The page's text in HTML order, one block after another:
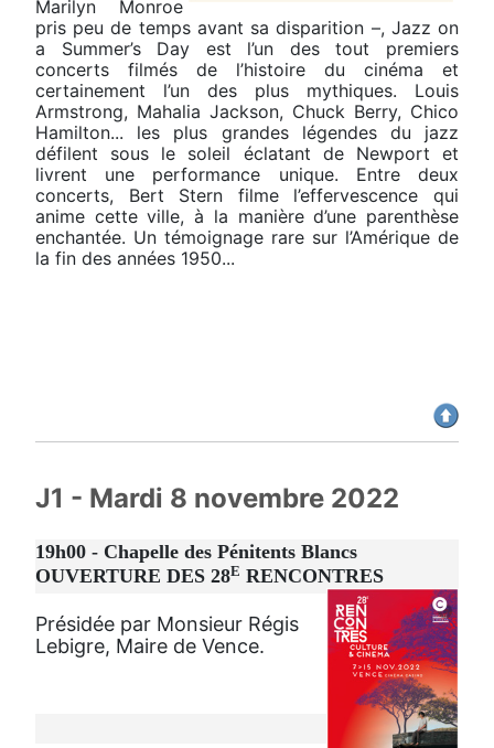
Marilyn Monroe
pris peu de temps avant sa disparition –, Jazz on
a Summer’s Day est l’un des tout premiers
concerts filmés de l’histoire du cinéma et
certainement l’un des plus mythiques. Louis
Armstrong, Mahalia Jackson, Chuck Berry, Chico
Hamilton... les plus grandes légendes du jazz
défilent sous le soleil éclatant de Newport et
livrent une performance unique. Entre deux
concerts, Bert Stern filme l’effervescence qui
anime cette ville, à la manière d’une parenthèse
enchantée. Un témoignage rare sur l’Amérique de
la fin des années 1950...
J1 - Mardi 8 novembre 2022
19h00 - Chapelle des Pénitents Blancs
OUVERTURE DES 28E RENCONTRES
Présidée par Monsieur Régis
Lebigre, Maire de Vence.